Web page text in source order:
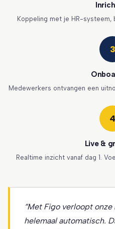
Koppeling met je HR-
3
Medewerkers ontvangen een
4
Live &
Realtime inzicht vanaf dag 1.
“Met Figo verloopt
helemaal automatisch.